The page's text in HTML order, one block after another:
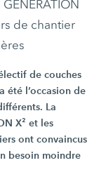
de chantier
de couches
a été l’occasion de
La
X² et les
ont convaincus
besoin moindre